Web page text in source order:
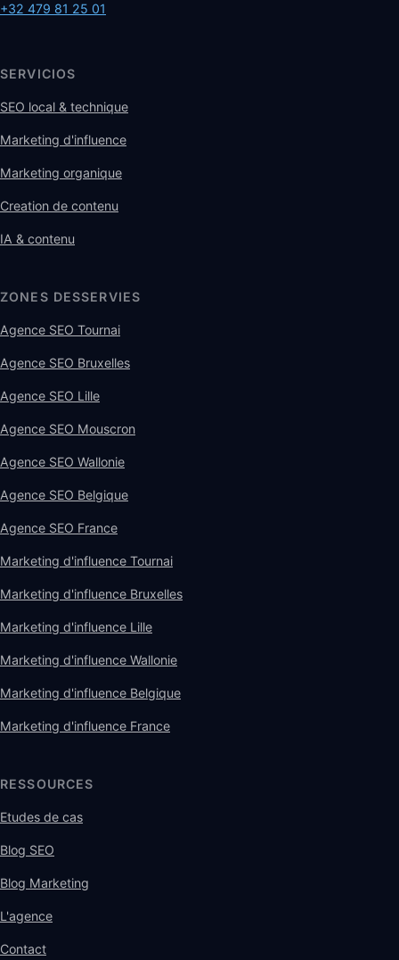
+32 479 81 25 01
SERVICIOS
SEO local & technique
Marketing d'influence
Marketing organique
Creation de contenu
IA & contenu
ZONES DESSERVIES
Agence SEO Tournai
Agence SEO Bruxelles
Agence SEO Lille
Agence SEO Mouscron
Agence SEO Wallonie
Agence SEO Belgique
Agence SEO France
Marketing d'influence Tournai
Marketing d'influence Bruxelles
Marketing d'influence Lille
Marketing d'influence Wallonie
Marketing d'influence Belgique
Marketing d'influence France
RESSOURCES
Etudes de cas
Blog SEO
Blog Marketing
L'agence
Contact